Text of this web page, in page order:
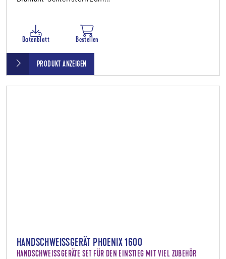
Datenblatt Bestellen
PRODUKT ANZEIGEN
HANDSCHWEISSGERÄT PHOENIX 1600
HANDSCHWEISSGERÄTE SET FÜR DEN EINSTIEG MIT VIEL ZUBEHÖR